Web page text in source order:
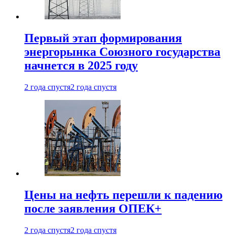
Первый этап формирования
энергорынка Союзного государства
начнется в 2025 году
2 года спустя2 года спустя
Цены на нефть перешли к падению
после заявления ОПЕК+
2 года спустя2 года спустя